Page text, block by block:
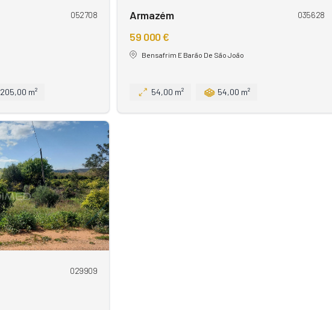
052708
205,00 m²
Armazém 035628
59 000 €
Bensafrim E Barão De São João
54,00 m² 54,00 m²
029909